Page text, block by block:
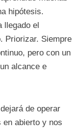
hipótesis.
llegado el
Priorizar. Siempre
pero con un
alcance e
de operar
abierto y nos